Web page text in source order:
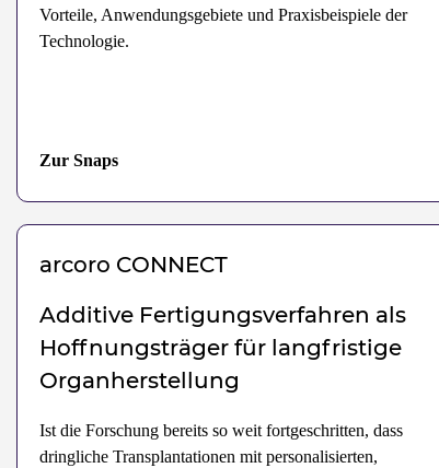
Vorteile, Anwendungsgebiete und Praxisbeispiele der
Technologie.
Zur Snaps
arcoro CONNECT
Additive Fertigungsverfahren als
Hoffnungsträger für langfristige
Organherstellung
Ist die Forschung bereits so weit fortgeschritten, dass
dringliche Transplantationen mit personalisierten,